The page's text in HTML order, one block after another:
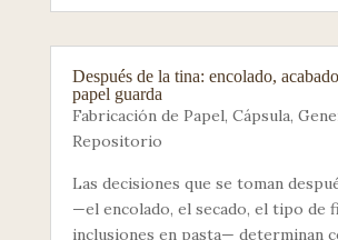
Después de la tina: encolado,
papel guarda
Fabricación de Papel, Cápsula,
Repositorio
Las decisiones que se toman
—el encolado, el secado, el tipo de
inclusiones en pasta— determinan